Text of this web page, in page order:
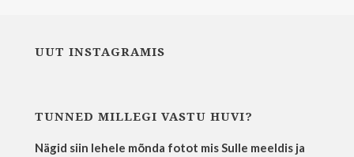
UUT INSTAGRAMIS
TUNNED MILLEGI VASTU HUVI?
Nägid siin lehele mõnda fotot mis Sulle meeldis ja